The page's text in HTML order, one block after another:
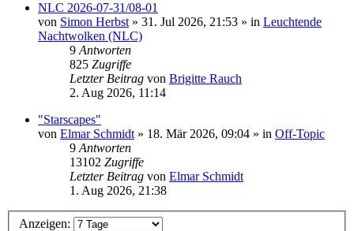
NLC 2026-07-31/08-01
von Simon Herbst » 31. Jul 2026, 21:53 » in Leuchtende
Nachtwolken (NLC)
9 Antworten
825 Zugriffe
Letzter Beitrag von Brigitte Rauch
2. Aug 2026, 11:14
"Starscapes"
von Elmar Schmidt » 18. Mär 2026, 09:04 » in Off-Topic
9 Antworten
13102 Zugriffe
Letzter Beitrag von Elmar Schmidt
1. Aug 2026, 21:38
Anzeigen: